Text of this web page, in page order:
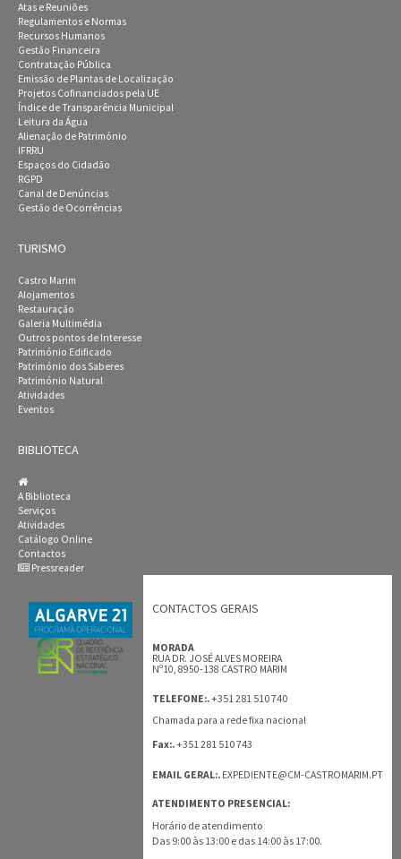
Atas e Reuniões
Regulamentos e Normas
Recursos Humanos
Gestão Financeira
Contratação Pública
Emissão de Plantas de Localização
Projetos Cofinanciados pela UE
Índice de Transparência Municipal
Leitura da Água
Alienação de Património
IFRRU
Espaços do Cidadão
RGPD
Canal de Denúncias
Gestão de Ocorrências
TURISMO
Castro Marim
Alojamentos
Restauração
Galeria Multimédia
Outros pontos de Interesse
Património Edificado
Património dos Saberes
Património Natural
Atividades
Eventos
BIBLIOTECA
A Biblioteca
Serviços
Atividades
Catálogo Online
Contactos
Pressreader
CONTACTOS GERAIS
MORADA
RUA DR. JOSÉ ALVES MOREIRA
Nº10, 8950-138 CASTRO MARIM
TELEFONE:.+351 281 510 740
Chamada para a rede fixa nacional
Fax:.+351 281 510 743
EMAIL GERAL:. EXPEDIENTE@CM-CASTROMARIM.PT
ATENDIMENTO PRESENCIAL:
Horário de atendimento
Das 9:00 às 13:00 e das 14:00 às 17:00.